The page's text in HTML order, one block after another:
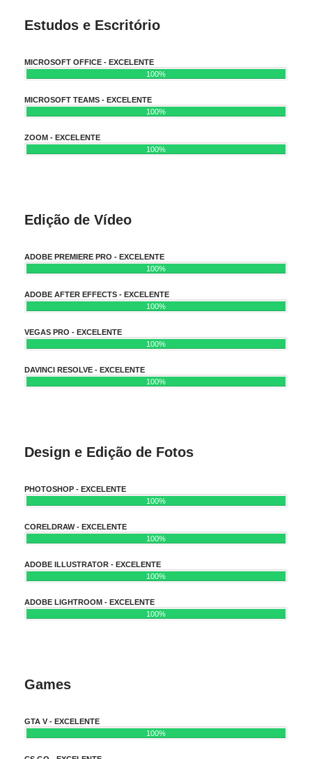
Estudos e Escritório
MICROSOFT OFFICE - EXCELENTE
100%
MICROSOFT TEAMS - EXCELENTE
100%
ZOOM - EXCELENTE
100%
Edição de Vídeo
ADOBE PREMIERE PRO - EXCELENTE
100%
ADOBE AFTER EFFECTS - EXCELENTE
100%
VEGAS PRO - EXCELENTE
100%
DAVINCI RESOLVE - EXCELENTE
100%
Design e Edição de Fotos
PHOTOSHOP - EXCELENTE
100%
CORELDRAW - EXCELENTE
100%
ADOBE ILLUSTRATOR - EXCELENTE
100%
ADOBE LIGHTROOM - EXCELENTE
100%
Games
GTA V - EXCELENTE
100%